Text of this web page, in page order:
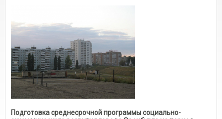
Подготовка среднесрочной программы социально-